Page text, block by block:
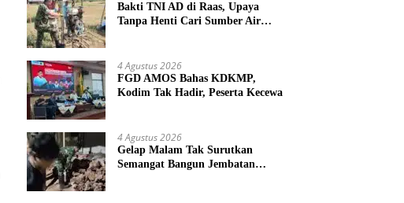
Bakti TNI AD di Raas, Upaya
Tanpa Henti Cari Sumber Air
4 Agustus 2026
FGD AMOS Bahas KDKMP,
Kodim Tak Hadir, Peserta Kecewa
4 Agustus 2026
Gelap Malam Tak Surutkan
Semangat Bangun Jembatan